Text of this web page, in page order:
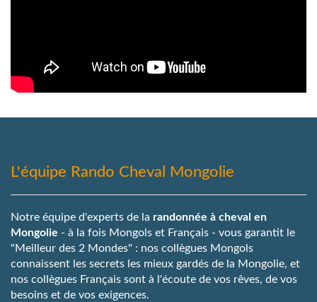
L'équipe Rando Cheval Mongolie
Notre équipe d'experts de la randonnée à cheval en
Mongolie - à la fois Mongols et Français - vous garantit le
"Meilleur des 2 Mondes" : nos collègues Mongols
connaissent les secrets les mieux gardés de la Mongolie, et
nos collègues Français sont à l'écoute de vos rêves, de vos
besoins et de vos exigences.